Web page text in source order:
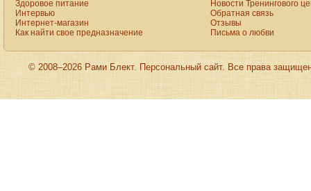
Здоровое питание
Интервью
Интернет-магазин
Как найти свое предназначение
Новости Тренингового
Обратная связь
Отзывы
Письма о любви
© 2008–2026 Рами Блект. Персональный сайт. Все права